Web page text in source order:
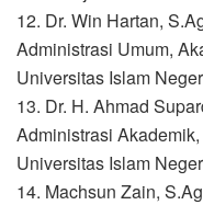
12. Dr. Win Hartan,
Administrasi Umum,
Universitas Islam
13. Dr. H. Ahmad
Administrasi
Universitas Islam
14. Machsun Zain,